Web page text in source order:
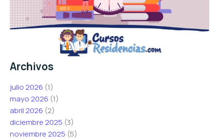
Archivos
julio 2026 (1)
mayo 2026 (1)
abril 2026 (2)
diciembre 2025 (3)
noviembre 2025 (5)